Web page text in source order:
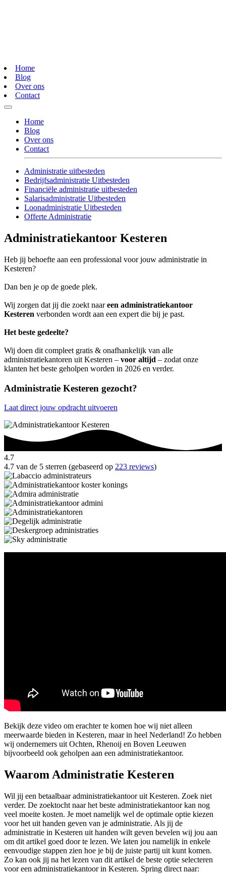
Home
Blog
Over ons
Contact
Home
Blog
Over ons
Contact
Administratie uitbesteden
Bedrijfsadministratie Uitbesteden
Financiële administratie uitbesteden
Salarisadministratie Uitbesteden
Loonadministratie Uitbesteden
Offerte Administratie
Administratiekantoor Kesteren
Heb jij behoefte aan een professional voor jouw administratie in
Kesteren?
Dan ben je op de goede plek.
Wij zorgen dat jij die zoekt naareen administratiekantoor
Kesteren verbonden wordt aan een expert die bij je past.
Het beste gedeelte?
Wij doen dit compleet gratis & onafhankelijk van alle
administratiekantoren uit Kesteren – voor altijd – zodat onze
klanten het beste geholpen worden in 2026 en verder.
Administratie Kesteren gezocht?
Laat direct jouw opdracht uitvoeren
4.7
4.7 van de 5 sterren (gebaseerd op 223 reviews)
Bekijk deze video om erachter te komen hoe wij niet alleen
meerwaarde bieden in Kesteren, maar in heel Nederland! Zo hebben
wij ondernemers uit Ochten, Rhenoij en Boven Leeuwen
bijvoorbeeld ook geholpen aan een administratiekantoor.
Waarom Administratie Kesteren
Wil jij een betaalbaar administratiekantoor uit Kesteren. Zoek niet
verder. De zoektocht naar het beste administratiekantoor kan nog
veel moeite kosten. Je moet namelijk wel de optimale optie kiezen
voor het uit handen geven van je administratie. Als jij de
administratie in Kesteren uit handen wilt geven bevelen wij jou aan
om dit artikel goed door te lezen. We laten jou namelijk in enkele
eenvoudige stappen zien hoe je bij de juiste partij uit kunt komen.
Zo kan ook jij na het lezen van dit artikel de beste optie selecteren
voor een administratiekantoor in Kesteren. Spring direct naar: